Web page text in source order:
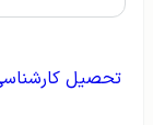
تحصیل